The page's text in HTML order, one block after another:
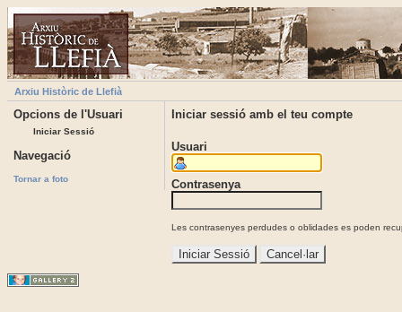
Arxiu Històric de Llefià
Opcions de l'Usuari
Iniciar Sessió
Navegació
Tornar a foto
Iniciar sessió amb el teu compte
Usuari
Contrasenya
Les contrasenyes perdudes o oblidades es poden